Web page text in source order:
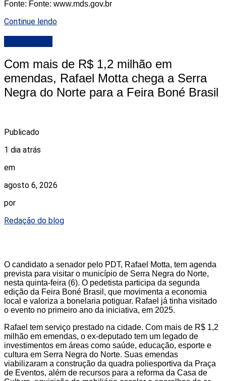
Fonte: Fonte: www.mds.gov.br
Continue lendo
Com mais de R$ 1,2 milhão em
emendas, Rafael Motta chega a Serra
Negra do Norte para a Feira Boné Brasil
Publicado
1 dia atrás
em
agosto 6, 2026
por
Redação do blog
O candidato a senador pelo PDT, Rafael Motta, tem agenda
prevista para visitar o município de Serra Negra do Norte,
nesta quinta-feira (6). O pedetista participa da segunda
edição da Feira Boné Brasil, que movimenta a economia
local e valoriza a bonelaria potiguar. Rafael já tinha visitado
o evento no primeiro ano da iniciativa, em 2025.
Rafael tem serviço prestado na cidade. Com mais de R$ 1,2
milhão em emendas, o ex-deputado tem um legado de
investimentos em áreas como saúde, educação, esporte e
cultura em Serra Negra do Norte. Suas emendas
viabilizaram a construção da quadra poliesportiva da Praça
de Eventos, além de recursos para a reforma da Casa de